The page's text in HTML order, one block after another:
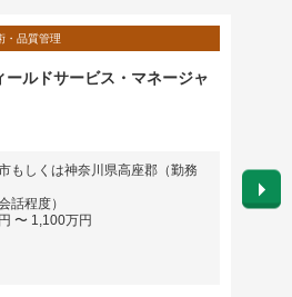
・品質管理
ールドサービス・マネージャ
もしくは神奈川県高座郡（勤務
話程度）
〜 1,100万円
勤務
英語
給